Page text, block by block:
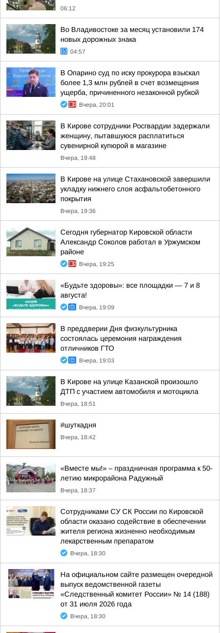
06:12
Во Владивостоке за месяц установили 174
новых дорожных знака
04:57
В Опарино суд по иску прокурора взыскал
более 1,3 млн рублей в счет возмещения
ущерба, причиненного незаконной рубкой
Вчера, 20:01
В Кирове сотрудники Росгвардии задержали
женщину, пытавшуюся расплатиться
сувенирной купюрой в магазине
Вчера, 19:48
В Кирове на улице Стахановской завершили
укладку нижнего слоя асфальтобетонного
покрытия
Вчера, 19:36
Сегодня губернатор Кировской области
Александр Соколов работал в Уржумском
районе
Вчера, 19:25
«Будьте здоровы»: все площадки — 7 и 8
августа!
Вчера, 19:09
В преддверии Дня физкультурника
состоялась церемония награждения
отличников ГТО
Вчера, 19:03
В Кирове на улице Казанской произошло
ДТП с участием автомобиля и мотоцикла
Вчера, 18:51
#шуткадня
Вчера, 18:42
«Вместе мы!» – праздничная программа к 50-
летию микрорайона Радужный
Вчера, 18:37
Сотрудниками СУ СК России по Кировской
области оказано содействие в обеспечении
жителя региона жизненно необходимым
лекарственным препаратом
Вчера, 18:30
На официальном сайте размещен очередной
выпуск ведомственной газеты
«Следственный комитет России» № 14 (188)
от 31 июля 2026 года
Вчера, 18:30